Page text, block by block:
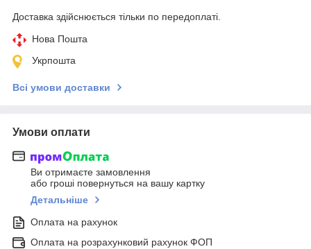
Доставка здійснюється тільки по передоплаті.
Нова Пошта
Укрпошта
Всі умови доставки
Умови оплати
Ви отримаєте замовлення
або гроші повернуться на вашу картку
Детальніше
Оплата на рахунок
Оплата на розрахунковий рахунок ФОП